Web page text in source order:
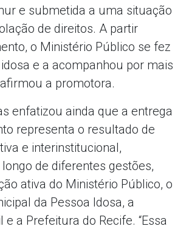
e submetida a uma situação
de direitos. A partir
o Ministério Público se fez
e a acompanhou por mais
a promotora.
enfatizou ainda que a entrega
representa o resultado de
e interinstitucional,
de diferentes gestões,
ativa do Ministério Público, o
da Pessoa Idosa, a
e a Prefeitura do Recife. “Essa